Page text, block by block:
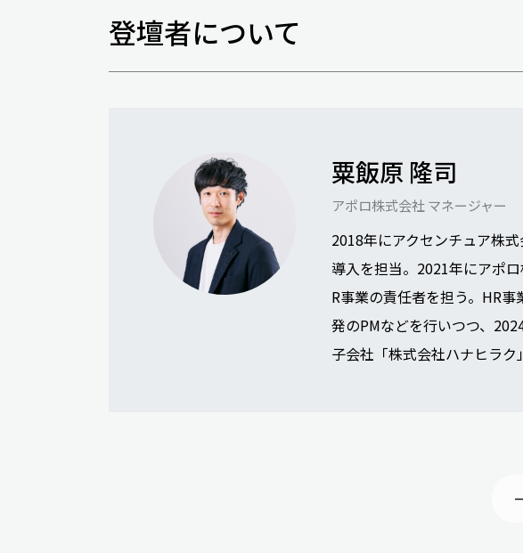
登壇者について
粟飯原 隆司
アポロ株式会社 マネージャー
2018年にアクセンチュア株
導入を担当。2021年にアポ
R事業の責任者を担う。HR
発のPMなどを行いつつ、
子会社「株式会社ハナヒラク